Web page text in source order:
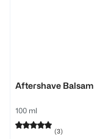
Aftershave Balsam
100 ml
(3)